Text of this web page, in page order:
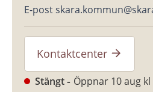
E-post
Kontaktcenter
Stängt Öppnar 10 aug kl